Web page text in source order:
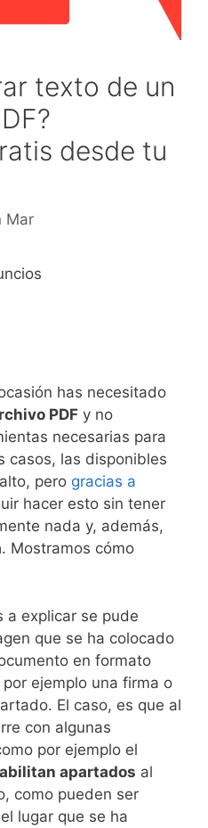
texto de un
desde tu
Mar
has necesitado
PDF y no
necesarias para
casos, las disponibles
pero gracias a
hacer esto sin tener
nada y, además,
. Mostramos cómo
a explicar se pude
que se ha colocado
en formato
ejemplo una firma o
El caso, es que al
con algunas
por ejemplo el
apartados al
como pueden ser
lugar que se ha